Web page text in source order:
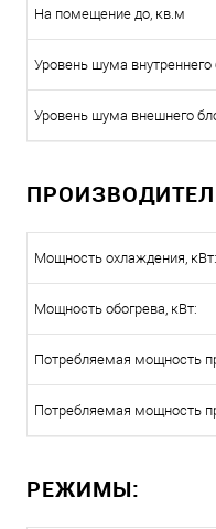
На помещение до, кв.м
Уровень шума внутреннего
Уровень шума внешнего
Мощность охлаждения, кВт:
Мощность обогрева, кВт:
Потребляемая мощность
Потребляемая мощность
РЕЖИМЫ: